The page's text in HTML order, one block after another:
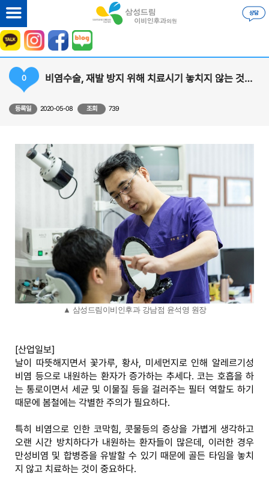
0 비염수술, 재발 방지 위해 치료시기 놓치지 않는 것이 중요
등록일 2020-05-08 조회 739
▲ 삼성드림이비인후과 강남점 윤석영 원장
[산업일보]
날이 따뜻해지면서 꽃가루, 황사, 미세먼지로 인해 알레르기성
비염 등으로 내원하는 환자가 증가하는 추세다. 코는 호흡을 하
는 통로이면서 세균 및 이물질 등을 걸러주는 필터 역할도 하기
때문에 봄철에는 각별한 주의가 필요하다.
특히 비염으로 인한 코막힘, 콧물등의 증상을 가볍게 생각하고
오랜 시간 방치하다가 내원하는 환자들이 많은데, 이러한 경우
만성비염 및 합병증을 유발할 수 있기 때문에 골든 타임을 놓치
지 않고 치료하는 것이 중요하다.